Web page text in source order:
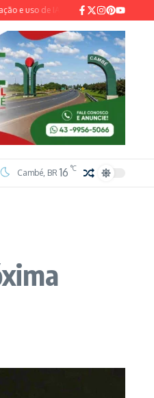
de IA nas eleições de 2026
Cambé, BR 16 °C